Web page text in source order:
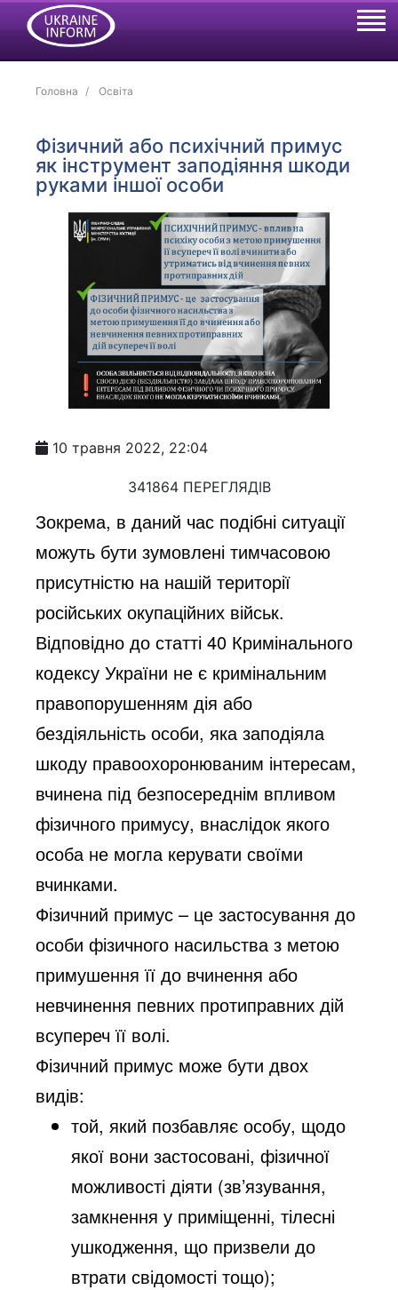
Головна Освіта
Фізичний або психічний примус
як інструмент заподіяння шкоди
руками іншої особи
10 травня 2022, 22:04
341864 ПЕРЕГЛЯДІВ
Зокрема, в даний час подібні ситуації
можуть бути зумовлені тимчасовою
присутністю на нашій території
російських окупаційних військ.
Відповідно до статті 40 Кримінального
кодексу України не є кримінальним
правопорушенням дія або
бездіяльність особи, яка заподіяла
шкоду правоохоронюваним інтересам,
вчинена під безпосереднім впливом
фізичного примусу, внаслідок якого
особа не могла керувати своїми
вчинками.
Фізичний примус – це застосування до
особи фізичного насильства з метою
примушення її до вчинення або
невчинення певних протиправних дій
всупереч її волі.
Фізичний примус може бути двох
видів:
той, який позбавляє особу, щодо
якої вони застосовані, фізичної
можливості діяти (зв’язування,
замкнення у приміщенні, тілесні
ушкодження, що призвели до
втрати свідомості тощо);